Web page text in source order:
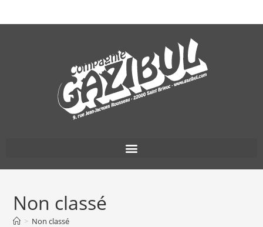
Non classé
> Non classé